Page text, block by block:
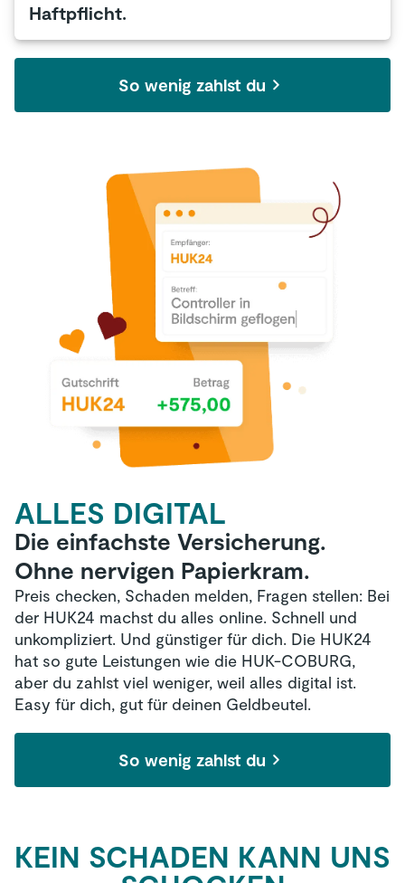
Haftpflicht.
So wenig zahlst du
ALLES DIGITAL
Die einfachste Versicherung.
Ohne nervigen Papierkram.
Preis checken, Schaden melden, Fragen stellen: Bei
der HUK24 machst du alles online. Schnell und
unkompliziert. Und günstiger für dich. Die HUK24
hat so gute Leistungen wie die HUK-COBURG,
aber du zahlst viel weniger, weil alles digital ist.
Easy für dich, gut für deinen Geldbeutel.
So wenig zahlst du
KEIN SCHADEN KANN UNS